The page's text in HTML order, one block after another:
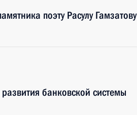
поэту Расулу Гамзатову
банковской системы